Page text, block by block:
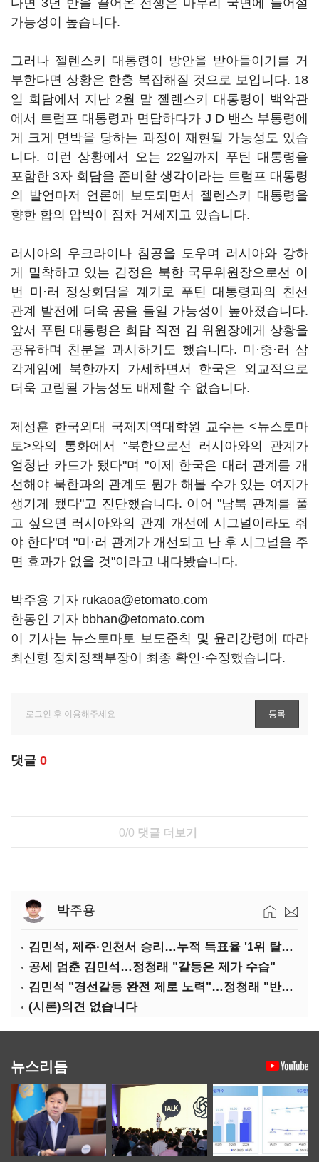
다면 3년 반을 끌어온 전쟁은 마무리 국면에 들어설
가능성이 높습니다.
그러나 젤렌스키 대통령이 방안을 받아들이기를 거
부한다면 상황은 한층 복잡해질 것으로 보입니다. 18
일 회담에서 지난 2월 말 젤렌스키 대통령이 백악관
에서 트럼프 대통령과 면담하다가 J D 밴스 부통령에
게 크게 면박을 당하는 과정이 재현될 가능성도 있습
니다. 이런 상황에서 오는 22일까지 푸틴 대통령을
포함한 3자 회담을 준비할 생각이라는 트럼프 대통령
의 발언마저 언론에 보도되면서 젤렌스키 대통령을
향한 합의 압박이 점차 거세지고 있습니다.
러시아의 우크라이나 침공을 도우며 러시아와 강하
게 밀착하고 있는 김정은 북한 국무위원장으로선 이
번 미·러 정상회담을 계기로 푸틴 대통령과의 친선
관계 발전에 더욱 공을 들일 가능성이 높아졌습니다.
앞서 푸틴 대통령은 회담 직전 김 위원장에게 상황을
공유하며 친분을 과시하기도 했습니다. 미·중·러 삼
각게임에 북한까지 가세하면서 한국은 외교적으로
더욱 고립될 가능성도 배제할 수 없습니다.
제성훈 한국외대 국제지역대학원 교수는 <뉴스토마
토>와의 통화에서 "북한으로선 러시아와의 관계가
엄청난 카드가 됐다"며 "이제 한국은 대러 관계를 개
선해야 북한과의 관계도 뭔가 해볼 수가 있는 여지가
생기게 됐다"고 진단했습니다. 이어 "남북 관계를 풀
고 싶으면 러시아와의 관계 개선에 시그널이라도 줘
야 한다"며 "미·러 관계가 개선되고 난 후 시그널을 주
면 효과가 없을 것"이라고 내다봤습니다.
박주용 기자 rukaoa@etomato.com
한동인 기자 bbhan@etomato.com
이 기사는 뉴스토마토 보도준칙 및 윤리강령에 따라
최신형 정치정책부장이 최종 확인·수정했습니다.
댓글 0
0/0 댓글 더보기
박주용
김민석, 제주·인천서 승리…누적 득표율 '1위 탈환'(종합)
공세 멈춘 김민석…정청래 "갈등은 제가 수습"
김민석 "경선갈등 완전 제로 노력"…정청래 "반명 공세 사과부터"
(시론)의견 없습니다
뉴스리듬